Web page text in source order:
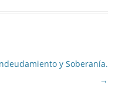
y Soberanía.
→